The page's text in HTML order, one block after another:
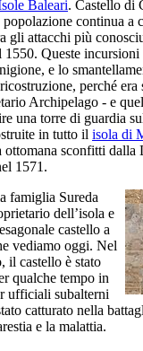
Baleari. Castello di
continua a
gli attacchi più
1550. Queste
e lo
perché era
Archipelago - e
una torre di guardia
in tutto il isola di
sconfitti dalla
1571.
famiglia Sureda
dell’isola e
castello a
vediamo oggi. Nel
il castello è stato
qualche tempo in
ufficiali subalterni
catturato nella
e la malattia.